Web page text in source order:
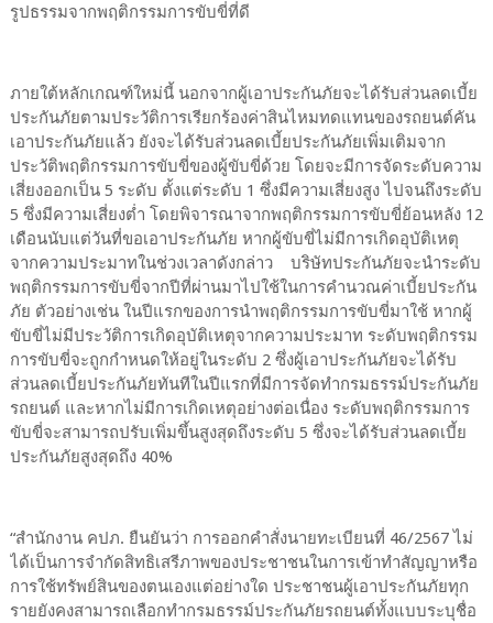
รูปธรรมจากพฤติกรรมการขับขี่ที่ดี
ภายใต้หลักเกณฑ์ใหม่นี้ นอกจากผู้เอาประกันภัยจะได้รับส่วนลดเบี้ย
ประกันภัยตามประวัติการเรียกร้องค่าสินไหมทดแทนของรถยนต์คัน
เอาประกันภัยแล้ว ยังจะได้รับส่วนลดเบี้ยประกันภัยเพิ่มเติมจาก
ประวัติพฤติกรรมการขับขี่ของผู้ขับขี่ด้วย โดยจะมีการจัดระดับความ
เสี่ยงออกเป็น 5 ระดับ ตั้งแต่ระดับ 1 ซึ่งมีความเสี่ยงสูง ไปจนถึงระดับ
5 ซึ่งมีความเสี่ยงต่ำ โดยพิจารณาจากพฤติกรรมการขับขี่ย้อนหลัง 12
เดือนนับแต่วันที่ขอเอาประกันภัย หากผู้ขับขี่ไม่มีการเกิดอุบัติเหตุ
จากความประมาทในช่วงเวลาดังกล่าว บริษัทประกันภัยจะนำระดับ
พฤติกรรมการขับขี่จากปีที่ผ่านมาไปใช้ในการคำนวณค่าเบี้ยประกัน
ภัย ตัวอย่างเช่น ในปีแรกของการนำพฤติกรรมการขับขี่มาใช้ หากผู้
ขับขี่ไม่มีประวัติการเกิดอุบัติเหตุจากความประมาท ระดับพฤติกรรม
การขับขี่จะถูกกำหนดให้อยู่ในระดับ 2 ซึ่งผู้เอาประกันภัยจะได้รับ
ส่วนลดเบี้ยประกันภัยทันทีในปีแรกที่มีการจัดทำกรมธรรม์ประกันภัย
รถยนต์ และหากไม่มีการเกิดเหตุอย่างต่อเนื่อง ระดับพฤติกรรมการ
ขับขี่จะสามารถปรับเพิ่มขึ้นสูงสุดถึงระดับ 5 ซึ่งจะได้รับส่วนลดเบี้ย
ประกันภัยสูงสุดถึง 40%
“สำนักงาน คปภ. ยืนยันว่า การออกคำสั่งนายทะเบียนที่ 46/2567 ไม่
ได้เป็นการจำกัดสิทธิเสรีภาพของประชาชนในการเข้าทำสัญญาหรือ
การใช้ทรัพย์สินของตนเองแต่อย่างใด ประชาชนผู้เอาประกันภัยทุก
รายยังคงสามารถเลือกทำกรมธรรม์ประกันภัยรถยนต์ทั้งแบบระบุชื่อ